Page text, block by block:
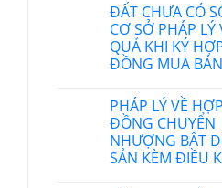
ĐẤT CHƯA CÓ
CƠ SỞ PHÁP LÝ
QUẢ KHI KÝ
ĐỒNG MUA BÁN
PHÁP LÝ VỀ HỢP
ĐỒNG CHUYỂN
NHƯỢNG BẤT
SẢN KÈM ĐIỀU